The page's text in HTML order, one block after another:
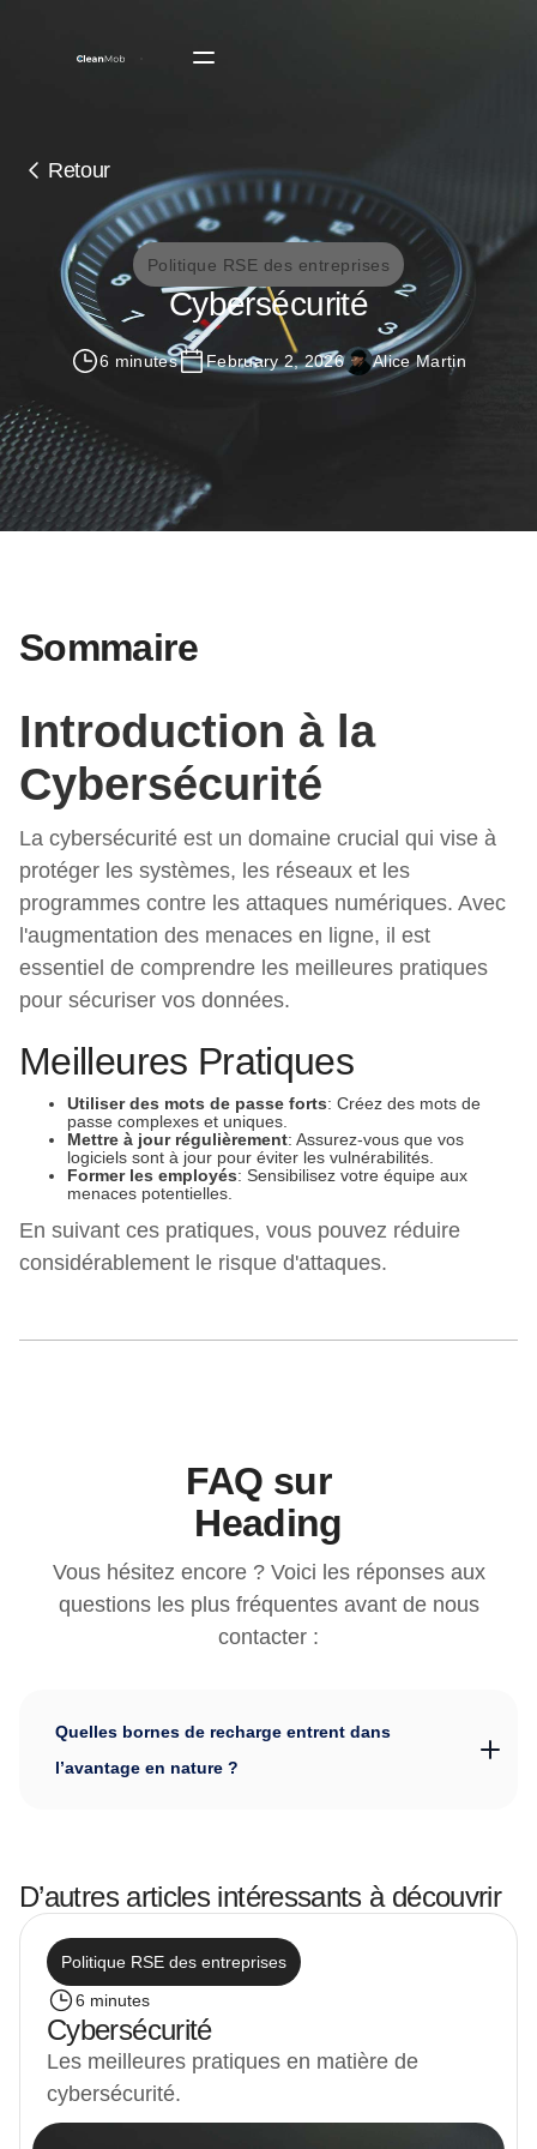
Retour
Politique RSE des entreprises
Cybersécurité
6 minutes February 2, 2026 Alice Martin
Sommaire
Introduction à la
Cybersécurité
La cybersécurité est un domaine crucial qui vise à
protéger les systèmes, les réseaux et les
programmes contre les attaques numériques. Avec
l'augmentation des menaces en ligne, il est
essentiel de comprendre les meilleures pratiques
pour sécuriser vos données.
Meilleures Pratiques
Utiliser des mots de passe forts: Créez des mots de
passe complexes et uniques.
Mettre à jour régulièrement: Assurez-vous que vos
logiciels sont à jour pour éviter les vulnérabilités.
Former les employés: Sensibilisez votre équipe aux
menaces potentielles.
En suivant ces pratiques, vous pouvez réduire
considérablement le risque d'attaques.
FAQ sur
Heading
Vous hésitez encore ? Voici les réponses aux
questions les plus fréquentes avant de nous
contacter :
Quelles bornes de recharge entrent dans
l’avantage en nature ?
D’autres articles intéressants à découvrir
Politique RSE des entreprises
6 minutes
Cybersécurité
Les meilleures pratiques en matière de
cybersécurité.